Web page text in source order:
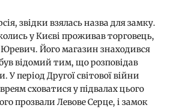
звідки взялась назва для замку.
у Києві проживав торговець,
Юревич. Його магазин знаходився
відомий тим, що розповідав
У період Другої світової війни
сховатися у підвалах цього
прозвали Левове Серце, і замок